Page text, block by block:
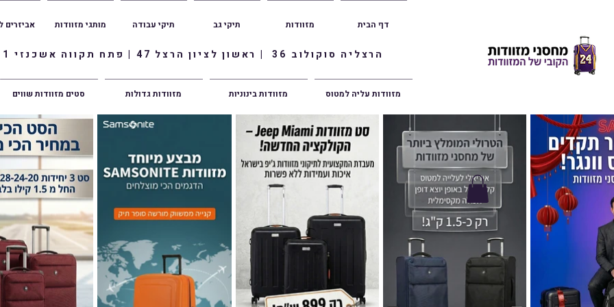
הרצליה סוקולוב 36 | ראשון לציון הרצל 47 | פתח תקווה אשכנזי 1
אביזרים מותגי מזוודות תיקי עבודה תיקי גב מזוודות דף הבית
סטים מזוודות שווים מזוודות גדולות מזוודות בינוניות מזוודות עליה למטוס